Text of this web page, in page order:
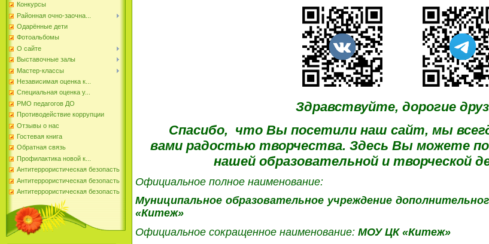
Конкурсы
Районная очно-заочна...
Одарённые дети
Фотоальбомы
О сайте
Выставочные залы
Мастер-классы
Независимая оценка к...
Специальная оценка у...
РМО педагогов ДО
Противодействие коррупции
Отзывы о нас
Гостевая книга
Обратная связь
Профилактика новой к...
Антитеррористическая безопасть
Антитеррористическая безопасть
Антитеррористическая безопасть
Здравствуйте, дорогие
Спасибо, что Вы посетили наш сайт, мы
вами радостью творчества. Здесь Вы можете
нашей образовательной и творческой
Официальное полное наименование:
Муниципальное образовательное учреждение
«Китеж»
Официальное сокращенное наименование: МОУ ЦК «Китеж»